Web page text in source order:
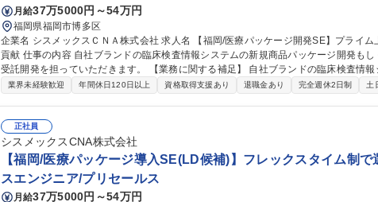
月給37万5000円～54万円
福岡県福岡市博多区
企業名 シスメックスＣＮＡ株式会社 求人名 【福岡/医療パッケージ開発SE】プライム上場グループ企業で医療に
貢献 仕事の内容 自社ブランドの臨床検査情報システムの新規商品パッケージ開発もしくはシスメックス社からの
受託開発を担っていただきます。 【業務に関する補足】 自社ブランドの臨床検査情報システムの新規商品パッケ
ージ開発もしくはシスメックス社からの受託開発を⾏っていただきます。 メインとな
業界未経験歓迎 年間休日120日以上 資格取得支援あり 退職金あり 完全週休2日制 土
正社員
シスメックスCNA株式会社
【福岡/医療パッケージ導入SE(LD候補)】フレックスタイム制
スエンジニア/プリセールス
月給37万5000円～54万円